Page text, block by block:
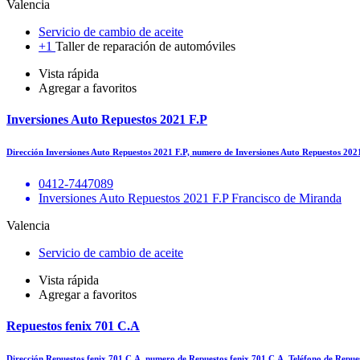
Valencia
Servicio de cambio de aceite
+1 Taller de reparación de automóviles
Vista rápida
Agregar a favoritos
Inversiones Auto Repuestos 2021 F.P
Dirección Inversiones Auto Repuestos 2021 F.P, numero de Inversiones Auto Repuestos
0412-7447089
Inversiones Auto Repuestos 2021 F.P Francisco de Miranda
Valencia
Servicio de cambio de aceite
Vista rápida
Agregar a favoritos
Repuestos fenix 701 C.A